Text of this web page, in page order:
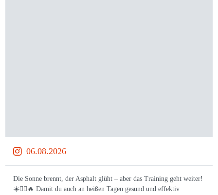
06.08.2026
Die Sonne brennt, der Asphalt glüht – aber das Training geht weiter!
☀️🏃‍♀️🔥 Damit du auch an heißen Tagen gesund und effektiv